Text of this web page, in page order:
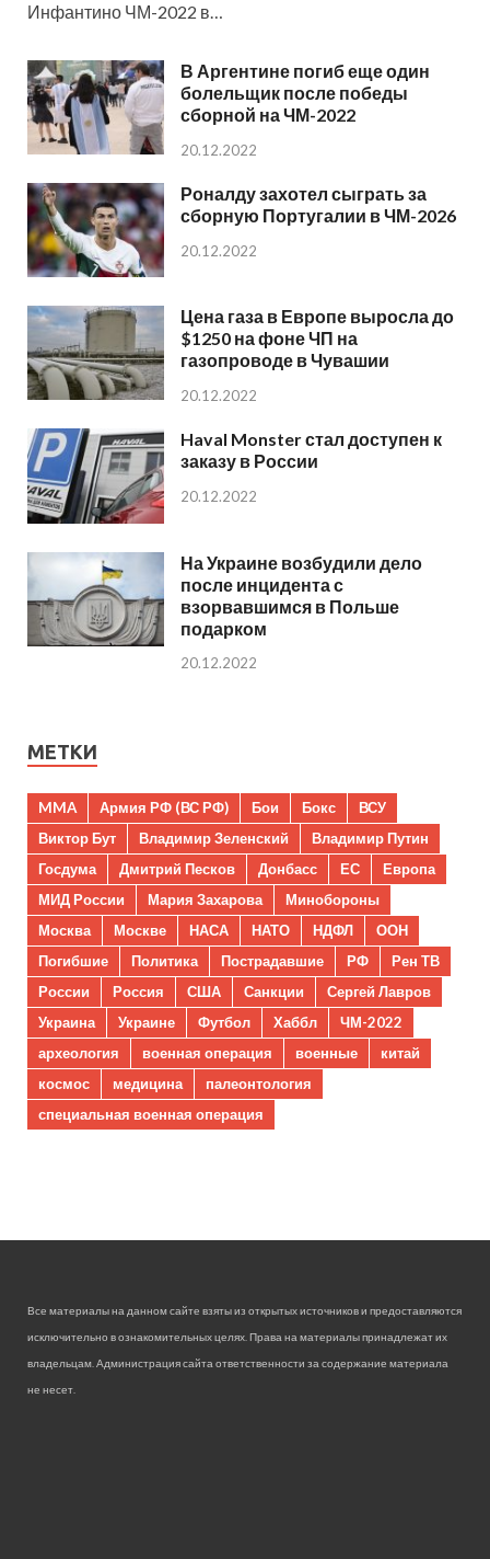
Инфантино ЧМ-2022 в…
В Аргентине погиб еще один
болельщик после победы
сборной на ЧМ-2022
20.12.2022
Роналду захотел сыграть за
сборную Португалии в ЧМ-2026
20.12.2022
Цена газа в Европе выросла до
$1250 на фоне ЧП на
газопроводе в Чувашии
20.12.2022
Haval Monster стал доступен к
заказу в России
20.12.2022
На Украине возбудили дело
после инцидента с
взорвавшимся в Польше
подарком
20.12.2022
МЕТКИ
MMA Армия РФ (ВС РФ) Бои Бокс
ВСУ
Виктор Бут
Владимир Зеленский
Владимир Путин
Госдума
Дмитрий Песков Донбасс ЕС
Европа
МИД России
Мария Захарова
Минобороны
Москва
Москве НАСА НАТО НДФЛ
ООН
Погибшие
Политика Пострадавшие РФ
Рен ТВ
России
Россия США Санкции
Сергей Лавров
Украина
Украине Футбол Хаббл
ЧМ-2022
археология
военная операция военные
китай
космос
медицина
палеонтология
специальная военная операция
Все материалы на данном сайте взяты из открытых источников и предоставляются
исключительно в ознакомительных целях. Права на материалы принадлежат их
владельцам. Администрация сайта ответственности за содержание материала
не несет.